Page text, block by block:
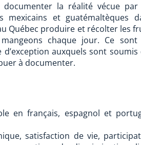
la réalité vécue par
mexicains et guatémaltèques
Québec produire et récolter les
chaque jour. Ce sont
auxquels sont soumis
à documenter.
en français, espagnol et
satisfaction de vie,